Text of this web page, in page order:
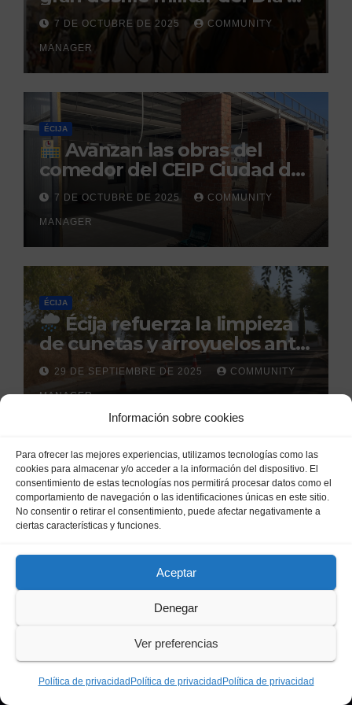
Información sobre cookies
Para ofrecer las mejores experiencias, utilizamos tecnologías como las
cookies para almacenar y/o acceder a la información del dispositivo. El
consentimiento de estas tecnologías nos permitirá procesar datos como el
comportamiento de navegación o las identificaciones únicas en este sitio.
No consentir o retirar el consentimiento, puede afectar negativamente a
ciertas características y funciones.
Aceptar
Denegar
Ver preferencias
Política de privacidad Política de privacidad Política de privacidad
la Hispanidad organizado por
el Centro Militar de Cría
Caballar
7 DE OCTUBRE DE 2025 COMMUNITY
MANAGER
ÉCIJA
Avanzan las obras del
comedor del CEIP Ciudad del
Sol: su finalización está
prevista para finales de 2025
7 DE OCTUBRE DE 2025 COMMUNITY
MANAGER
ÉCIJA
Écija refuerza la limpieza
de cunetas y arroyuelos ante
la llegada de las lluvias
otoñales
29 DE SEPTIEMBRE DE 2025 COMMUNITY
MANAGER
BUSCAR
Haz clic para aceptar cookies de
marketing y permitir este contenido